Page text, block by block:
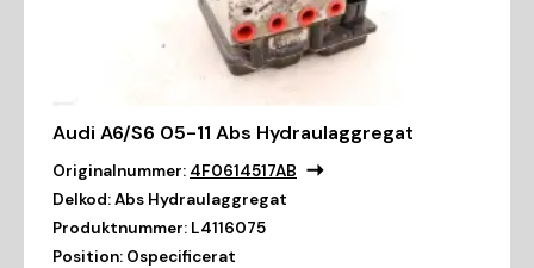
Audi A6/S6 05-11 Abs Hydraulaggregat
Originalnummer: 4F0614517AB
Delkod:Abs Hydraulaggregat
Produktnummer: L4116075
Position: Ospecificerat